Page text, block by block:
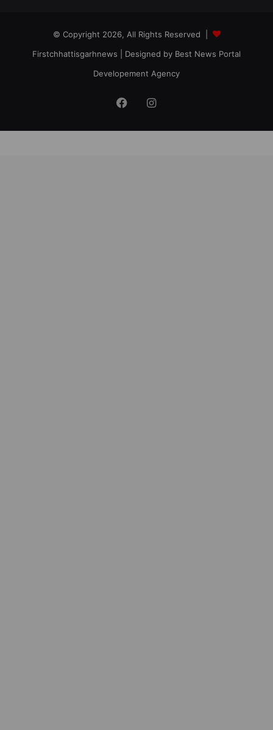
© Copyright 2026, All Rights Reserved |
Firstchhattisgarhnews | Designed by Best News Portal
Developement Agency
FacebookInstagram